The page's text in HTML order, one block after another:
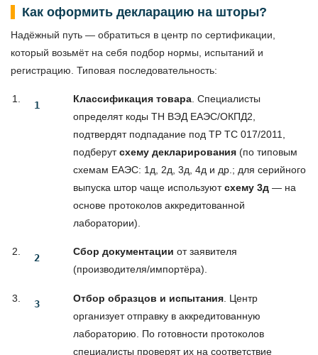
Как оформить декларацию на шторы?
Надёжный путь — обратиться в центр по сертификации,
который возьмёт на себя подбор нормы, испытаний и
регистрацию. Типовая последовательность:
Классификация товара . Специалисты
определят коды ТН ВЭД ЕАЭС/ОКПД2,
подтвердят подпадание под ТР ТС 017/2011,
подберутсхему декларирования (по типовым
схемам ЕАЭС: 1д, 2д, 3д, 4д и др.; для серийного
выпуска штор чаще используютсхему 3д — на
основе протоколов аккредитованной
лаборатории).
Сбор документации от заявителя
(производителя/импортёра).
Отбор образцов и испытания . Центр
организует отправку в аккредитованную
лабораторию. По готовности протоколов
специалисты проверят их на соответствие